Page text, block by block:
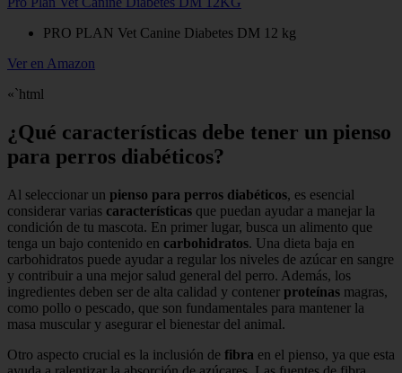
PRO PLAN Vet Canine Diabetes DM 12 kg
Ver en Amazon
«`html
¿Qué características debe tener un pienso
para perros diabéticos?
Al seleccionar un pienso para perros diabéticos, es esencial
considerar varias características que puedan ayudar a manejar la
condición de tu mascota. En primer lugar, busca un alimento que
tenga un bajo contenido en carbohidratos. Una dieta baja en
carbohidratos puede ayudar a regular los niveles de azúcar en sangre
y contribuir a una mejor salud general del perro. Además, los
ingredientes deben ser de alta calidad y contener proteínas magras,
como pollo o pescado, que son fundamentales para mantener la
masa muscular y asegurar el bienestar del animal.
Otro aspecto crucial es la inclusión de fibra en el pienso, ya que esta